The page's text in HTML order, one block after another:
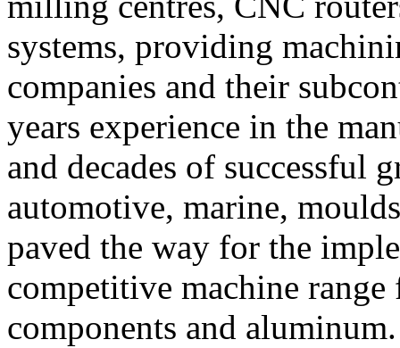
systems, providing
companies and their
years experience in the
and decades of successful
automotive, marine,
paved the way for the
competitive machine
components and aluminum.